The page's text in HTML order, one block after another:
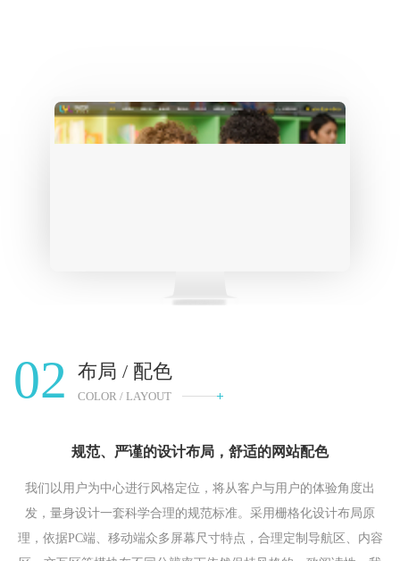
02 布局 / 配色
COLOR / LAYOUT
规范、严谨的设计布局，舒适的网站配色
我们以用户为中心进行风格定位，将从客户与用户的体验角度出
发，量身设计一套科学合理的规范标准。采用栅格化设计布局原
理，依据PC端、移动端众多屏幕尺寸特点，合理定制导航区、内容